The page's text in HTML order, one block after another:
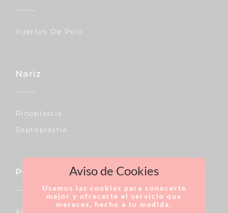
Injertos De Pelo
Nariz
Rinoplastia
Septoplastia
Pecho Aviso de Cookies
Usamos las cookies para conocerte
mejor y ofrecerte el servicio que
mereces, hecho a tu medida.